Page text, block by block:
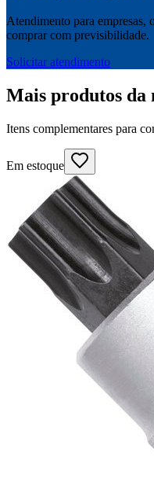
Atendimento para empresas,
comprar com previsibilidade.
Solicitar atendimento
Mais produtos da
Itens complementares para
Em estoque